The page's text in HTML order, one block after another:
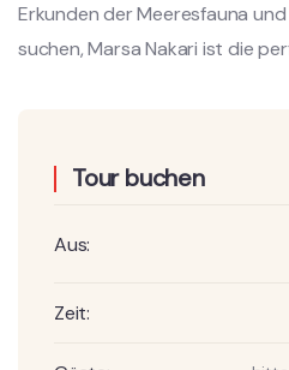
Erkunden der Meeresfauna
suchen, Marsa Nakari ist die
Tour buchen
Aus:
Zeit: